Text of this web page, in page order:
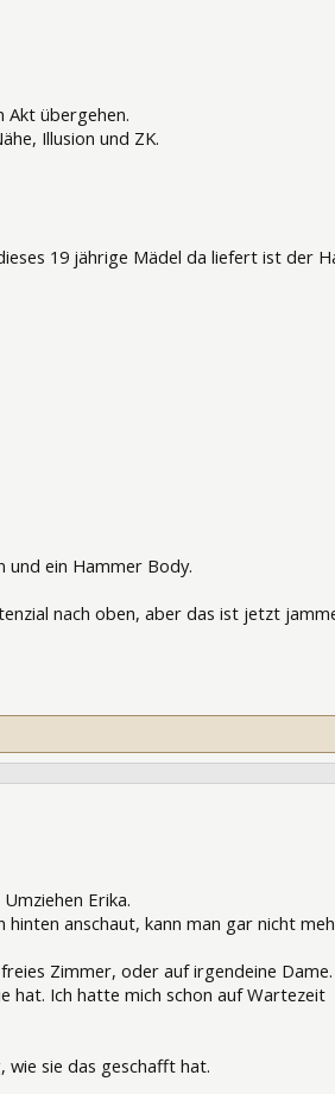
Akt übergehen.
Illusion und ZK.
19 jährige Mädel da liefert ist der
und ein Hammer Body.
nach oben, aber das ist jetzt
Erika.
hinten anschaut, kann man gar nicht
Zimmer, oder auf irgendeine Dame.
hat. Ich hatte mich schon auf Wartezeit
wie sie das geschafft hat.